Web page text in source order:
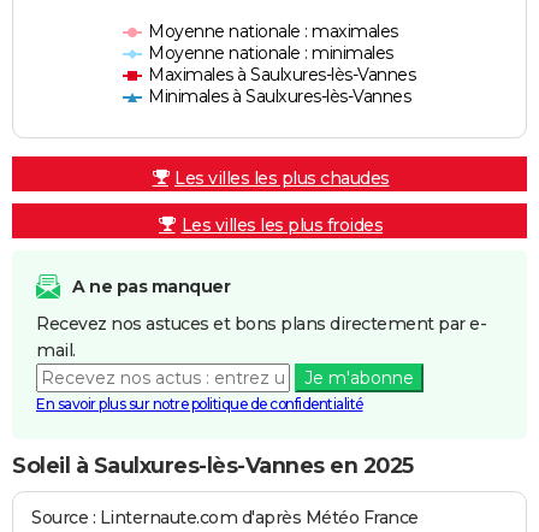
Moyenne nationale : maximales
Moyenne nationale : minimales
Maximales à Saulxures-lès-Vannes
Minimales à Saulxures-lès-Vannes
Les villes les plus chaudes
Les villes les plus froides
A ne pas manquer
Recevez nos astuces et bons plans directement par e-
mail.
Je m'abonne
En savoir plus sur notre politique de confidentialité
Soleil à Saulxures-lès-Vannes en 2025
Source : Linternaute.com d'après Météo France